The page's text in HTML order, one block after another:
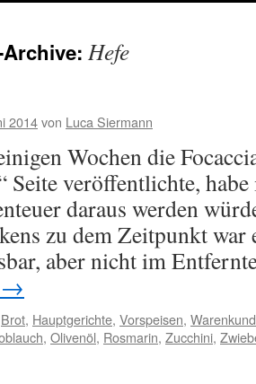
Hefe
2014von Luca Siermann
Wochen die
Seite veröffentlichte,
daraus werden
zu dem Zeitpunkt war
aber nicht im
→
Brot, Hauptgerichte, Vorspeisen,
, Olivenöl, Rosmarin, Zucchini,